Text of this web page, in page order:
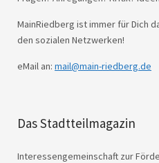
MainRiedberg ist immer für Dich
den sozialen Netzwerken!
eMail an: mail@main-riedberg.de
Das Stadtteilmagazin
Interessengemeinschaft zur